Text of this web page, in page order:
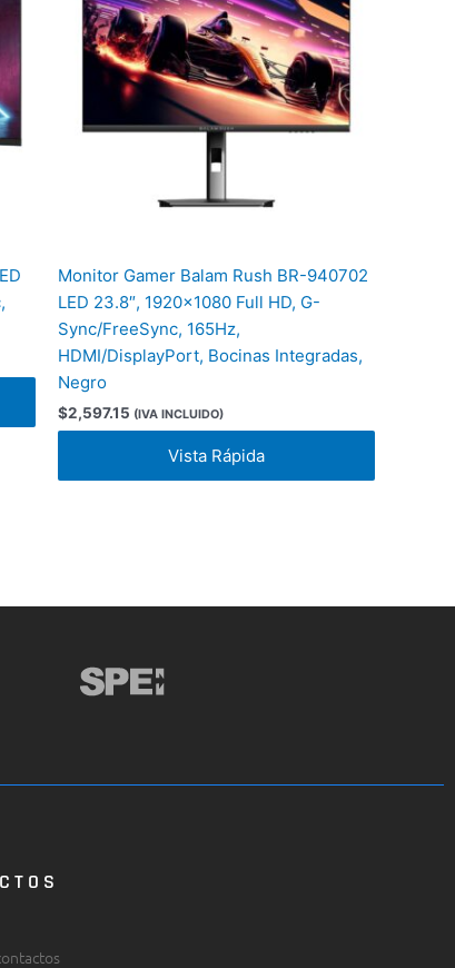
Monitor Gamer Balam Rush BR-940702
LED 23.8″, 1920×1080 Full HD, G-
Sync/FreeSync, 165Hz,
HDMI/DisplayPort, Bocinas Integradas,
Negro
$2,597.15 (IVA INCLUIDO)
Vista Rápida